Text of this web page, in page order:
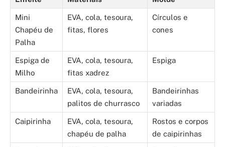
Mini
Chapéu de
Palha
EVA, cola, tesoura,
fitas, flores
Círculos e
cones
Espiga de
Milho
EVA, cola, tesoura,
fitas xadrez
Espiga
Bandeirinha
EVA, cola, tesoura,
palitos de churrasco
Bandeirinhas
variadas
Caipirinha
EVA, cola, tesoura,
chapéu de palha
Rostos e corpos
de caipirinhas